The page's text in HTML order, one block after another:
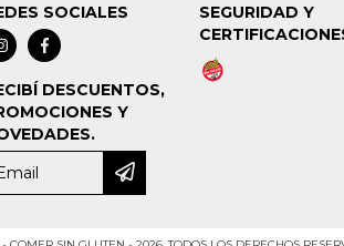
SOCIALES
DESCUENTOS,
Y
SEGURIDAD Y